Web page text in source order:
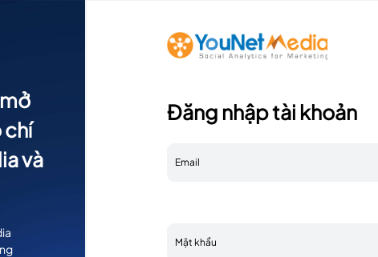
chí
và
Đăng nhập tài khoản